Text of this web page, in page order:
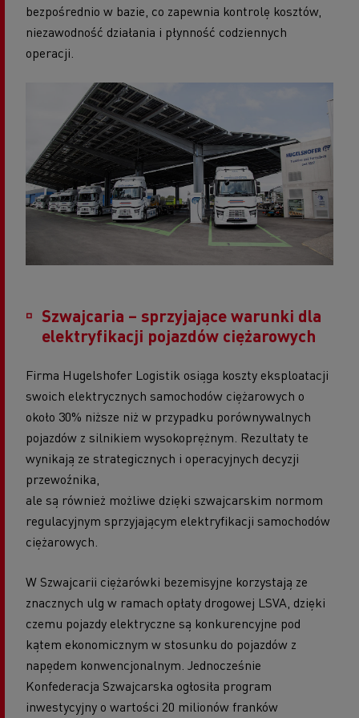
bezpośrednio w bazie, co zapewnia kontrolę kosztów,
niezawodność działania i płynność codziennych
operacji.
Szwajcaria – sprzyjające warunki dla
elektryfikacji pojazdów ciężarowych
Firma Hugelshofer Logistik osiąga koszty eksploatacji
swoich elektrycznych samochodów ciężarowych o
około 30% niższe niż w przypadku porównywalnych
pojazdów z silnikiem wysokoprężnym. Rezultaty te
wynikają ze strategicznych i operacyjnych decyzji
przewoźnika,
ale są również możliwe dzięki szwajcarskim normom
regulacyjnym sprzyjającym elektryfikacji samochodów
ciężarowych.
W Szwajcarii ciężarówki bezemisyjne korzystają ze
znacznych ulg w ramach opłaty drogowej LSVA, dzięki
czemu pojazdy elektryczne są konkurencyjne pod
kątem ekonomicznym w stosunku do pojazdów z
napędem konwencjonalnym. Jednocześnie
Konfederacja Szwajcarska ogłosiła program
inwestycyjny o wartości 20 milionów franków